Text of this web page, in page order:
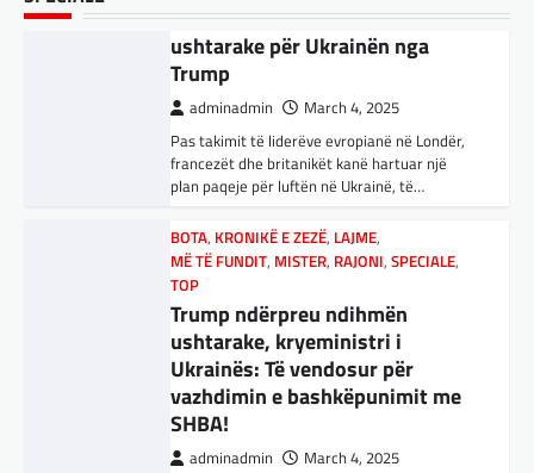
ndërprerjes së ndihmës
ushtarake për Ukrainën nga
Trump
adminadmin March 4, 2025
Pas takimit të liderëve evropianë në Londër,
francezët dhe britanikët kanë hartuar një
plan paqeje për luftën në Ukrainë, të…
BOTA, KRONIKË E ZEZË, LAJME,
MË TË FUNDIT, MISTER, RAJONI, SPECIALE,
TOP
Trump ndërpreu ndihmën
ushtarake, kryeministri i
Ukrainës: Të vendosur për
vazhdimin e bashkëpunimit me
SHBA!
adminadmin March 4, 2025
Nga Preç Zogaj Me rikthimin e bujshëm në
Shtëpinë e Bardhë, Presidenti Tramp po e
trondit status-quonë ndërkombëtare të
miqësive,…
FUN , KULTURË ,LAJME MISTER OPINIONE,
SPECIALE
Kuvendi i Lezhës dhe konteksti
aktual gjeopolitik i shqiptarëve
adminadmin March 3, 2025
Kuvendi i Lezhës i vitit 1444 është një ngjarje
historike që edhe sot prodhon mesazhe
rëndësishme për kombin shqiptar. Ky…
BOTA,KULTURË,LAJME,MË TË FUNDIT
OPINIONE,RAJONI,SPECIALE,TOP
E megjithatë Amerika është
opsioni më i mirë për shqiptarët